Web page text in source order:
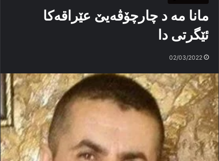
مانا مە د چارچۆڤەیێ عێراقەکا
ئێگرتی دا
02/03/2022